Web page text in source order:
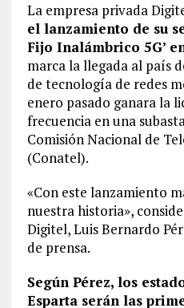
La empresa privada
el lanzamiento de su
Fijo Inalámbrico 5G’
marca la llegada al país
de tecnología de redes
enero pasado ganara la
frecuencia en una
Comisión Nacional de
(Conatel).
«Con este lanzamiento
nuestra historia»,
Digitel, Luis Bernardo
de prensa.
Según Pérez, los
Esparta serán las